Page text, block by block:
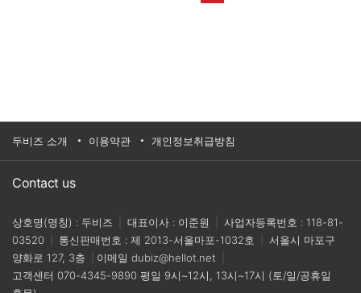
두비즈 소개 이용약관 개인정보취급방침
Contact us
상호명(명칭) : 두비즈 대표이사 : 이준원
사업자등록번호 : 118-81-
03520
통신판매번호 : 제 2013-서울마포-1032호
서울시 마포구
양화로 127, 3층
이메일 dubiz@hellot.net
고객센터 070-4345-9890 평일 9시~12시, 13시~17시 (토/일/공휴일